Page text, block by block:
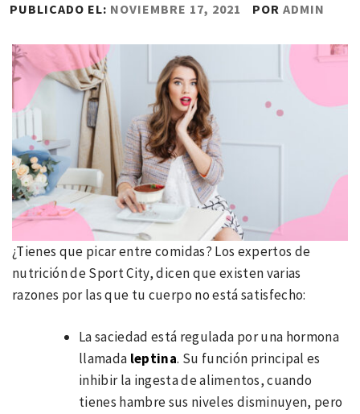
PUBLICADO EL: NOVIEMBRE 17, 2021 POR ADMIN
¿Tienes que picar entre comidas? Los expertos de
nutrición de Sport City, dicen que existen varias
razones por las que tu cuerpo no está satisfecho:
La saciedad está regulada por una hormona
llamada leptina. Su función principal es
inhibir la ingesta de alimentos, cuando
tienes hambre sus niveles disminuyen, pero